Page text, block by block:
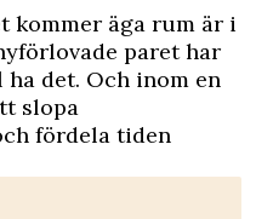
kommer äga rum är i
paret har
det. Och inom en
slopa
fördela tiden